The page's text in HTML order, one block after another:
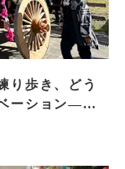
り歩き、どう
ーション―＜